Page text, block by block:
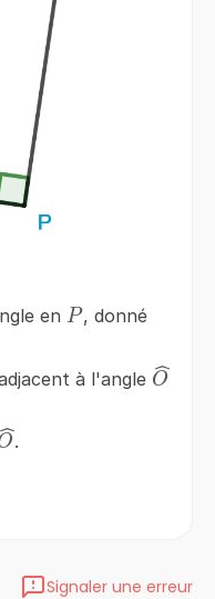
enP
P, donné
à l'angle O
.
Signaler une erreur